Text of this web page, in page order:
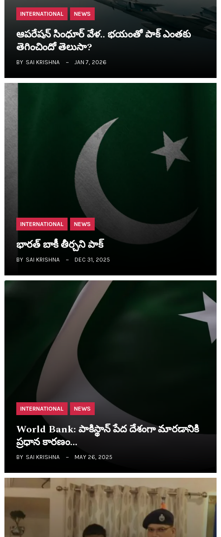
INTERNATIONAL NEWS
ఆప‌రేష‌న్ సింధూర్ వేళ‌.. భ‌యంతో పాక్ ఎంత‌కు
తెగించిందో తెలుసా?
BY SAI KRISHNA JAN 7, 2026
INTERNATIONAL NEWS
భార‌త్ బాకీ తీర్చ‌ని పాక్‌
BY SAI KRISHNA DEC 31, 2025
INTERNATIONAL NEWS
World Bank: పాకిస్థాన్ పేద దేశంగా మార‌డానికి
ప్ర‌ధాన కార‌ణం…
BY SAI KRISHNA MAY 26, 2025